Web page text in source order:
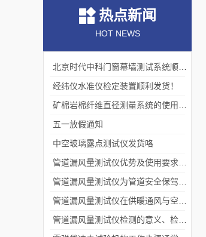
热点新闻
HOT NEWS
经纬仪水准仪检定装置顺利发货！
五一放假通知
中空玻璃露点测试仪发货咯